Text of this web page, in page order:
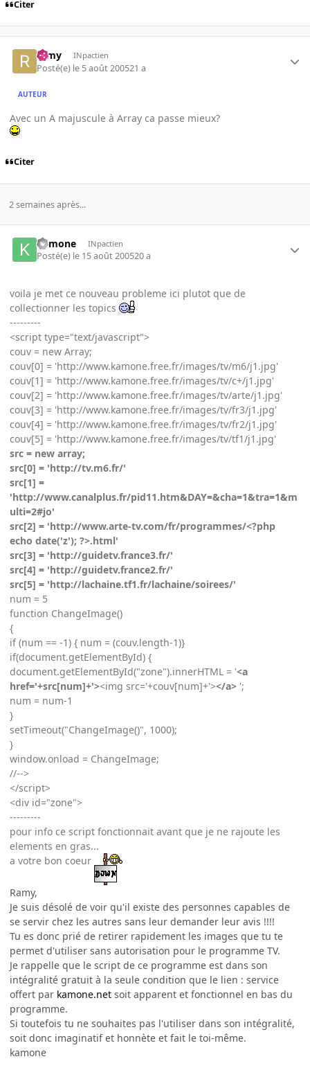
Citer
ramy INpactien
Posté(e) le 5 août 200521 a
AUTEUR
Avec un A majuscule à Array ca passe mieux?
Citer
2 semaines après...
kamone INpactien
Posté(e) le 15 août 200520 a
voila je met ce nouveau probleme ici plutot que de
collectionner les topics
---------
<script type="text/javascript">
couv = new Array;
couv[0] = 'http://www.kamone.free.fr/images/tv/m6/j1.jpg'
couv[1] = 'http://www.kamone.free.fr/images/tv/c+/j1.jpg'
couv[2] = 'http://www.kamone.free.fr/images/tv/arte/j1.jpg'
couv[3] = 'http://www.kamone.free.fr/images/tv/fr3/j1.jpg'
couv[4] = 'http://www.kamone.free.fr/images/tv/fr2/j1.jpg'
couv[5] = 'http://www.kamone.free.fr/images/tv/tf1/j1.jpg'
src = new array;
src[0] = 'http://tv.m6.fr/'
src[1] =
'http://www.canalplus.fr/pid11.htm&DAY=&cha=1&tra=1&m
ulti=2#jo'
src[2] = 'http://www.arte-tv.com/fr/programmes/<?php
echo date('z'); ?>.html'
src[3] = 'http://guidetv.france3.fr/'
src[4] = 'http://guidetv.france2.fr/'
src[5] = 'http://lachaine.tf1.fr/lachaine/soirees/'
num = 5
function ChangeImage()
{
if (num == -1) { num = (couv.length-1)}
if(document.getElementById) {
document.getElementById("zone").innerHTML = '<a
href='+src[num]+'><img src='+couv[num]+'></a> ';
num = num-1
}
setTimeout("ChangeImage()", 1000);
}
window.onload = ChangeImage;
//-->
</script>
<div id="zone">
---------
pour info ce script fonctionnait avant que je ne rajoute les
elements en gras...
a votre bon coeur
Ramy,
Je suis désolé de voir qu'il existe des personnes capables de
se servir chez les autres sans leur demander leur avis !!!!
Tu es donc prié de retirer rapidement les images que tu te
permet d'utiliser sans autorisation pour le programme TV.
Je rappelle que le script de ce programme est dans son
intégralité gratuit à la seule condition que le lien : service
offert par kamone.net soit apparent et fonctionnel en bas du
programme.
Si toutefois tu ne souhaites pas l'utiliser dans son intégralité,
soit donc imaginatif et honnète et fait le toi-même.
kamone